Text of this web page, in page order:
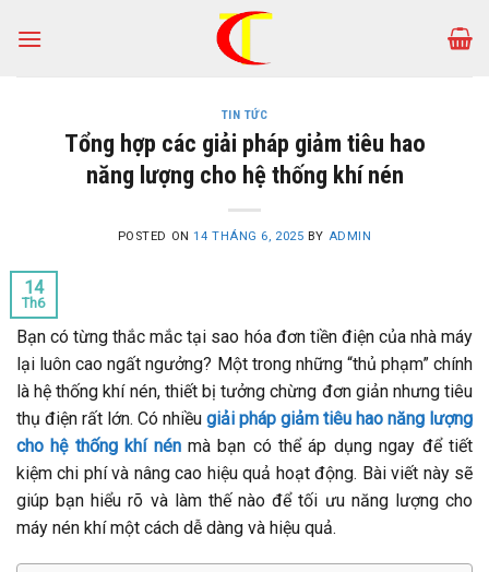
TIN TỨC
Tổng hợp các giải pháp giảm tiêu hao
năng lượng cho hệ thống khí nén
POSTED ON14 THÁNG 6, 2025 BY ADMIN
14
Th6
Bạn có từng thắc mắc tại sao hóa đơn tiền điện của nhà máy
lại luôn cao ngất ngưởng? Một trong những “thủ phạm” chính
là hệ thống khí nén, thiết bị tưởng chừng đơn giản nhưng tiêu
thụ điện rất lớn. Có nhiều giải pháp giảm tiêu hao năng lượng
cho hệ thống khí nénmà bạn có thể áp dụng ngay để tiết
kiệm chi phí và nâng cao hiệu quả hoạt động. Bài viết này sẽ
giúp bạn hiểu rõ và làm thế nào để tối ưu năng lượng cho
máy nén khí một cách dễ dàng và hiệu quả.